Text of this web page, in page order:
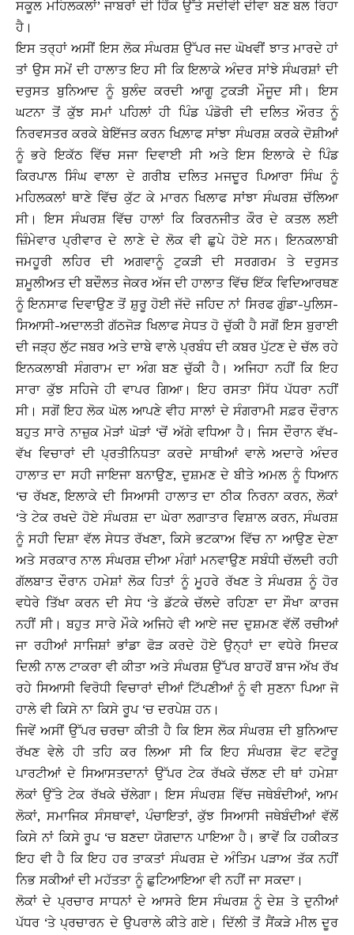
ਸਕੂਲ ਮਹਿਲਕਲਾਂ’ ਜਾਬਰਾਂ ਦੀ ਹਿੱਕ ਉੱਤੇ ਸਦੀਵੀ ਦੀਵਾ ਬਣ ਬਲ ਰਿਹਾ
ਹੈ।
ਇਸ ਤਰ੍ਹਾਂ ਅਸੀਂ ਇਸ ਲੋਕ ਸੰਘਰਸ਼ ਉੱਪਰ ਜਦ ਘੋਖਵੀਂ ਝਾਤ ਮਾਰਦੇ ਹਾਂ
ਤਾਂ ਉਸ ਸਮੇਂ ਦੀ ਹਾਲਾਤ ਇਹ ਸੀ ਕਿ ਇਲਾਕੇ ਅੰਦਰ ਸਾਂਝੇ ਸੰਘਰਸ਼ਾਂ ਦੀ
ਦਰੁਸਤ ਬੁਨਿਆਦ ਨੂੰ ਬੁਲੰਦ ਕਰਦੀ ਆਗੂ ਟੁਕੜੀ ਮੌਜੂਦ ਸੀ। ਇਸ
ਘਟਨਾ ਤੋਂ ਕੁੱਝ ਸਮਾਂ ਪਹਿਲਾਂ ਹੀ ਪਿੰਡ ਪੰਡੋਰੀ ਦੀ ਦਲਿਤ ਔਰਤ ਨੂੰ
ਨਿਰਵਸਤਰ ਕਰਕੇ ਬੇਇੱਜਤ ਕਰਨ ਖਿਲ਼ਾਫ ਸਾਂਝਾ ਸੰਘਰਸ਼ ਕਰਕੇ ਦੋਸ਼ੀਆਂ
ਨੂੰ ਭਰੇ ਇਕੱਠ ਵਿੱਚ ਸਜਾ ਦਿਵਾਈ ਸੀ ਅਤੇ ਇਸ ਇਲਾਕੇ ਦੇ ਪਿੰਡ
ਕਿਰਪਾਲ ਸਿੰਘ ਵਾਲਾ ਦੇ ਗਰੀਬ ਦਲਿਤ ਮਜਦੂਰ ਪਿਆਰਾ ਸਿੰਘ ਨੂੰ
ਮਹਿਲਕਲਾਂ ਥਾਣੇ ਵਿੱਚ ਕੁੱਟ ਕੇ ਮਾਰਨ ਖਿਲਾਫ ਸਾਂਝਾ ਸੰਘਰਸ਼ ਚੱਲਿਆ
ਸੀ। ਇਸ ਸੰਘਰਸ਼ ਵਿੱਚ ਹਾਲਾਂ ਕਿ ਕਿਰਨਜੀਤ ਕੌਰ ਦੇ ਕਤਲ ਲਈ
ਜ਼ਿੰਮੇਵਾਰ ਪ੍ਰੀਵਾਰ ਦੇ ਲਾਣੇ ਦੇ ਲੋਕ ਵੀ ਛੁਪੇ ਹੋਏ ਸਨ। ਇਨਕਲਾਬੀ
ਜਮਹੂਰੀ ਲਹਿਰ ਦੀ ਅਗਵਾਨੂੰ ਟੁਕੜੀ ਦੀ ਸਰਗਰਮ ਤੇ ਦਰੁਸਤ
ਸ਼ਮੂਲੀਅਤ ਦੀ ਬਦੌਲਤ ਜੇਕਰ ਅੱਜ ਦੀ ਹਾਲਾਤ ਵਿੱਚ ਇੱਕ ਵਿਦਿਆਰਥਣ
ਨੂੰ ਇਨਸਾਫ ਦਿਵਾਉਣ ਤੋਂ ਸ਼ੁਰੂ ਹੋਈ ਜੱਦੋ ਜਹਿਦ ਨਾਂ ਸਿਰਫ ਗੁੰਡਾ-ਪੁਲਿਸ-
ਸਿਆਸੀ-ਅਦਾਲਤੀ ਗੱਠਜੋੜ ਖਿਲਾਫ ਸੇਧਤ ਹੋ ਚੁੱਕੀ ਹੈ ਸਗੋਂ ਇਸ ਬੁਰਾਈ
ਦੀ ਜੜ੍ਹ ਲੁੱਟ ਜਬਰ ਅਤੇ ਦਾਬੇ ਵਾਲੇ ਪ੍ਰਬੰਧ ਦੀ ਕਬਰ ਪੁੱਟਣ ਦੇ ਚੱਲ ਰਹੇ
ਇਨਕਲਾਬੀ ਸੰਗਰਾਮ ਦਾ ਅੰਗ ਬਣ ਚੁੱਕੀ ਹੈ। ਅਜਿਹਾ ਨਹੀਂ ਕਿ ਇਹ
ਸਾਰਾ ਕੁੱਝ ਸਹਿਜੇ ਹੀ ਵਾਪਰ ਗਿਆ। ਇਹ ਰਸਤਾ ਸਿੱਧ ਪੱਧਰਾ ਨਹੀਂ
ਸੀ। ਸਗੋਂ ਇਹ ਲੋਕ ਘੋਲ ਆਪਣੇ ਵੀਹ ਸਾਲਾਂ ਦੇ ਸੰਗਰਾਮੀ ਸਫ਼ਰ ਦੌਰਾਨ
ਬਹੁਤ ਸਾਰੇ ਨਾਜ਼ੁਕ ਮੋੜਾਂ ਘੋੜਾਂ ‘ਚੋਂ ਅੱਗੇ ਵਧਿਆ ਹੈ। ਜਿਸ ਦੌਰਾਨ ਵੱਖ-
ਵੱਖ ਵਿਚਾਰਾਂ ਦੀ ਪ੍ਰਤੀਨਿਧਤਾ ਕਰਦੇ ਸਾਥੀਆਂ ਵਾਲੇ ਅਦਾਰੇ ਅੰਦਰ
ਹਾਲਾਤ ਦਾ ਸਹੀ ਜਾਇਜਾ ਬਨਾਉਣ, ਦੁਸ਼ਮਣ ਦੇ ਬੀਤੇ ਅਮਲ ਨੂੰ ਧਿਆਨ
‘ਚ ਰੱਖਣ, ਇਲਾਕੇ ਦੀ ਸਿਆਸੀ ਹਾਲਾਤ ਦਾ ਠੀਕ ਨਿਰਨਾ ਕਰਨ, ਲੋਕਾਂ
‘ਤੇ ਟੇਕ ਰਖਦੇ ਹੋਏ ਸੰਘਰਸ਼ ਦਾ ਘੇਰਾ ਲਗਾਤਾਰ ਵਿਸ਼ਾਲ ਕਰਨ, ਸੰਘਰਸ਼
ਨੂੰ ਸਹੀ ਦਿਸ਼ਾ ਵੱਲ ਸੇਧਤ ਰੱਖਣਾ, ਕਿਸੇ ਭਟਕਾਅ ਵਿੱਚ ਨਾ ਆਉਣ ਦੇਣਾ
ਅਤੇ ਸਰਕਾਰ ਨਾਲ ਸੰਘਰਸ਼ ਦੀਆ ਮੰਗਾਂ ਮਨਵਾਉਣ ਸਬੰਧੀ ਚੱਲਦੀ ਰਹੀ
ਗੱਲਬਾਤ ਦੌਰਾਨ ਹਮੇਸ਼ਾਂ ਲੋਕ ਹਿਤਾਂ ਨੂੰ ਮੂਹਰੇ ਰੱਖਣ ਤੇ ਸੰਘਰਸ਼ ਨੂੰ ਹੋਰ
ਵਧੇਰੇ ਤਿੱਖਾ ਕਰਨ ਦੀ ਸੇਧ ‘ਤੇ ਡੱਟਕੇ ਚੱਲਦੇ ਰਹਿਣਾ ਦਾ ਸੌਖਾ ਕਾਰਜ
ਨਹੀਂ ਸੀ। ਬਹੁਤ ਸਾਰੇ ਮੌਕੇ ਅਜਿਹੇ ਵੀ ਆਏ ਜਦ ਦੁਸ਼ਮਣ ਵੱਲੋਂ ਰਚੀਆਂ
ਜਾ ਰਹੀਆਂ ਸਾਜਿਸ਼ਾਂ ਭਾਂਡਾ ਫੋੜ ਕਰਦੇ ਹੋਏ ਉਨ੍ਹਾਂ ਦਾ ਵਧੇਰੇ ਸਿਦਕ
ਦਿਲੀ ਨਾਲ ਟਾਕਰਾ ਵੀ ਕੀਤਾ ਅਤੇ ਸੰਘਰਸ਼ ਉੱਪਰ ਬਾਹਰੋਂ ਬਾਜ ਅੱਖ ਰੱਖ
ਰਹੇ ਸਿਆਸੀ ਵਿਰੋਧੀ ਵਿਚਾਰਾਂ ਦੀਆਂ ਟਿੱਪਣੀਆਂ ਨੂੰ ਵੀ ਸੁਣਨਾ ਪਿਆ ਜੋ
ਹਾਲੇ ਵੀ ਕਿਸੇ ਨਾ ਕਿਸੇ ਰੂਪ ‘ਚ ਦਰਪੇਸ਼ ਹਨ।
ਜਿਵੇਂ ਅਸੀਂ ਉੱਪਰ ਚਰਚਾ ਕੀਤੀ ਹੈ ਕਿ ਇਸ ਲੋਕ ਸੰਘਰਸ਼ ਦੀ ਬੁਨਿਆਦ
ਰੱਖਣ ਵੇਲੇ ਹੀ ਤਹਿ ਕਰ ਲਿਆ ਸੀ ਕਿ ਇਹ ਸੰਘਰਸ਼ ਵੋਟ ਵਟੋਰੂ
ਪਾਰਟੀਆਂ ਦੇ ਸਿਆਸਤਦਾਨਾਂ ਉੱਪਰ ਟੇਕ ਰੱਖਕੇ ਚੱਲਣ ਦੀ ਥਾਂ ਹਮੇਸ਼ਾ
ਲੋਕਾਂ ਉੱਤੇ ਟੇਕ ਰੱਖਕੇ ਚੱਲੇਗਾ। ਇਸ ਸੰਘਰਸ਼ ਵਿੱਚ ਜਥੇਬੰਦੀਆਂ, ਆਮ
ਲੋਕਾਂ, ਸਮਾਜਿਕ ਸੰਸਥਾਵਾਂ, ਪੰਚਾਇਤਾਂ, ਕੁੱਝ ਸਿਆਸੀ ਜਥੇਬੰਦੀਆਂ ਵੱਲੋਂ
ਕਿਸੇ ਨਾਂ ਕਿਸੇ ਰੂਪ ‘ਚ ਬਣਦਾ ਯੋਗਦਾਨ ਪਾਇਆ ਹੈ। ਭਾਵੇਂ ਕਿ ਹਕੀਕਤ
ਇਹ ਵੀ ਹੈ ਕਿ ਇਹ ਹਰ ਤਾਕਤਾਂ ਸੰਘਰਸ਼ ਦੇ ਅੰਤਿਮ ਪੜਾਅ ਤੱਕ ਨਹੀਂ
ਨਿਭ ਸਕੀਆਂ ਦੀ ਮਹੱਤਤਾ ਨੂੰ ਛੁਟਿਆਇਆ ਵੀ ਨਹੀਂ ਜਾ ਸਕਦਾ।
ਲੋਕਾਂ ਦੇ ਪ੍ਰਚਾਰ ਸਾਧਨਾਂ ਦੇ ਆਸਰੇ ਇਸ ਸੰਘਰਸ਼ ਨੂੰ ਦੇਸ਼ ਤੇ ਦੁਨੀਆਂ
ਪੱਧਰ ‘ਤੇ ਪ੍ਰਚਾਰਨ ਦੇ ਉਪਰਾਲੇ ਕੀਤੇ ਗਏ। ਦਿੱਲੀ ਤੋਂ ਸੈਂਕੜੇ ਮੀਲ ਦੂਰ